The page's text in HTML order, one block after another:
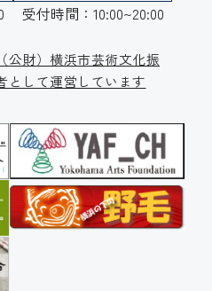
受付時間：10:00~20:00
（公財）横浜市芸術文化振
として運営しています